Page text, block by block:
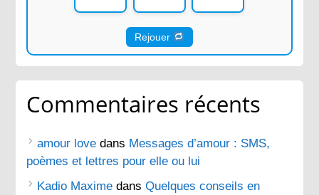
Rejouer
Commentaires récents
amour love dans Messages d’amour : SMS,
poèmes et lettres pour elle ou lui
Kadio Maxime dansQuelques conseils en